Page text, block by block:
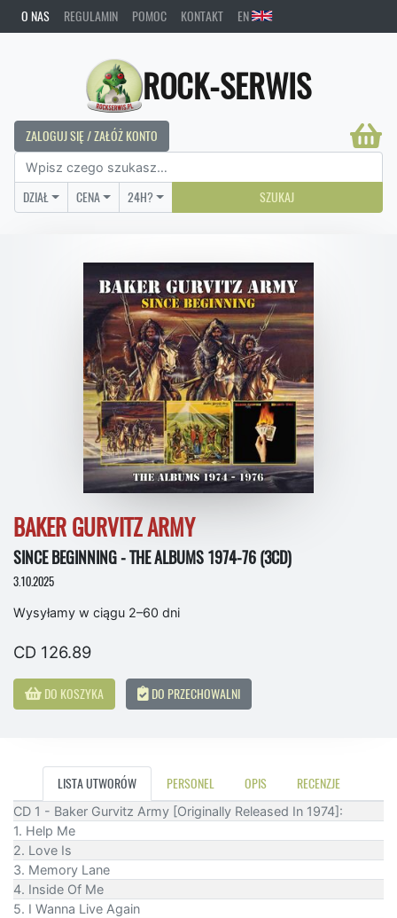
O NAS REGULAMIN POMOC KONTAKT EN
ROCK-SERWIS
ZALOGUJ SIĘ / ZAŁÓŻ KONTO
DZIAŁ CENA 24H? SZUKAJ
BAKER GURVITZ ARMY
SINCE BEGINNING - THE ALBUMS 1974-76 (3CD)
3.10.2025
Wysyłamy w ciągu 2–60 dni
CD 126.89
DO KOSZYKA DO PRZECHOWALNI
LISTA UTWORÓW PERSONEL OPIS RECENZJE
CD 1 - Baker Gurvitz Army [Originally Released In 1974]:
1. Help Me
2. Love Is
3. Memory Lane
4. Inside Of Me
5. I Wanna Live Again